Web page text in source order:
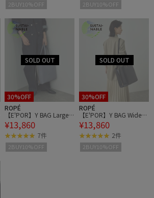
2BUY10%OFF 2BUY10%OFF
30%OFF
ROPÉ
【E'POR】Y BAG Large/A
4対応・通勤
¥13,860
7件
2BUY10%OFF
30%OFF
ROPÉ
【E'POR】Y BAG Wide/A
4対応・通勤
¥13,860
2件
2BUY10%OFF